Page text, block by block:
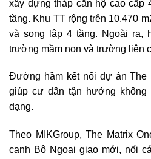
xây dựng tháp căn hộ cao cấp
tầng. Khu TT rộng trên 10.470
và song lập 4 tầng. Ngoài ra,
trường mầm non và trường liên
Đường hầm kết nối dự án The
giúp cư dân tận hưởng
dạng.
Theo MIKGroup, The Matrix
cạnh Bộ Ngoại giao mới, nối